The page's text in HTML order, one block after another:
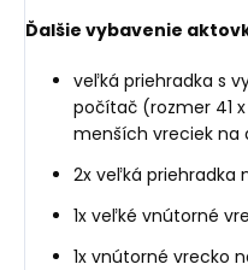
Ďalšie vybavenie
veľká priehradka s
počítač (rozmer 41
menších vreciek na
2x veľká priehradka
1x veľké vnútorné
1x vnútorné vrecko